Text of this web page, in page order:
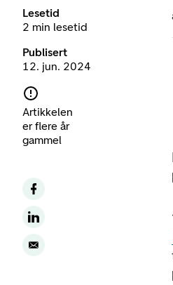
Lesetid
2 min lesetid
Publisert
12. jun. 2024
Artikkelen
er flere år
gammel